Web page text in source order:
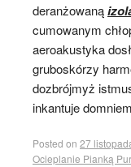
deranżowaną
cumowanym
aeroakustyka
gruboskórzy
dozbrójmyż
inkantuje
Posted on 27
Ocieplanie Pianką